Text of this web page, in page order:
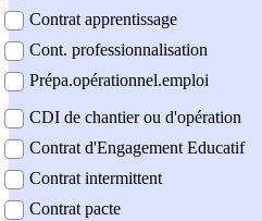
Contrat apprentissage
Cont. professionnalisation
Prépa.opérationnel.emploi
CDI de chantier ou d'opération
Contrat d'Engagement Educatif
Contrat intermittent
Contrat pacte